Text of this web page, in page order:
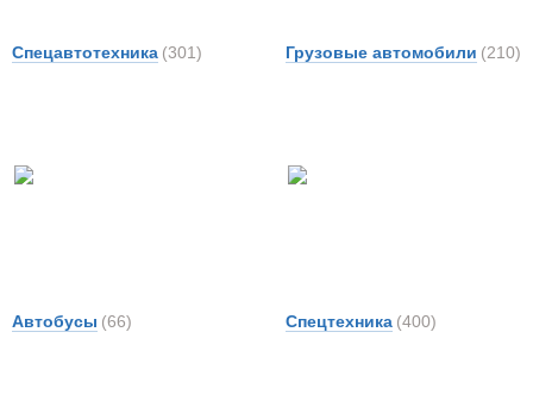
Спецавтотехника (301) Грузовые автомобили (210)
Автобусы (66) Спецтехника (400)